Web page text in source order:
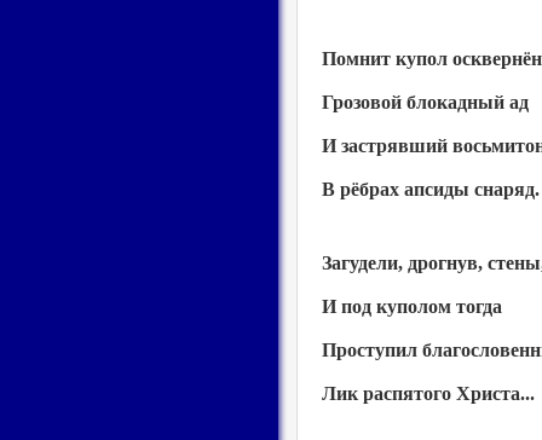
Помнит купол
Грозовой блокадный ад
И застрявший
В рёбрах апсиды снаряд.
Загудели, дрогнув,
И под куполом тогда
Проступил
Лик распятого Христа...